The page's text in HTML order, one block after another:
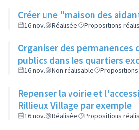
Créer une "maison des
16 nov. Réalisée Propositions
Organiser des permanences
publics dans les quartiers
16 nov. Non réalisable
Repenser la voirie et
Rillieux Village par exemple
16 nov. Réalisée Propositions